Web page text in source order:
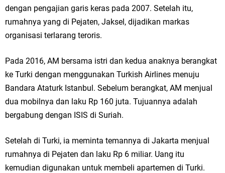
dengan pengajian garis keras pada 2007. Setelah itu,
rumahnya yang di Pejaten, Jaksel, dijadikan markas
organisasi terlarang teroris.
Pada 2016, AM bersama istri dan kedua anaknya berangkat
ke Turki dengan menggunakan Turkish Airlines menuju
Bandara Ataturk Istanbul. Sebelum berangkat, AM menjual
dua mobilnya dan laku Rp 160 juta. Tujuannya adalah
bergabung dengan ISIS di Suriah.
Setelah di Turki, ia meminta temannya di Jakarta menjual
rumahnya di Pejaten dan laku Rp 6 miliar. Uang itu
kemudian digunakan untuk membeli apartemen di Turki.